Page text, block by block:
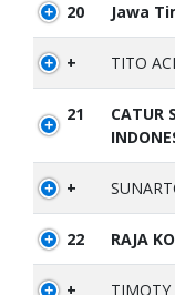
20 Jawa
+ TITO
21
CATUR
+
22 RAJA
+ TIMOTY